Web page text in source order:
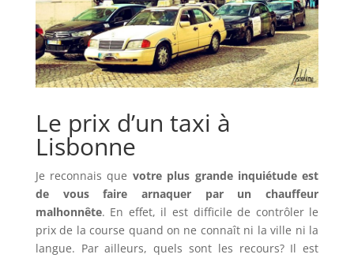
Le prix d’un taxi à
Lisbonne
Je reconnais que votre plus grande inquiétude est
de vous faire arnaquer par un chauffeur
malhonnête. En effet, il est difficile de contrôler le
prix de la course quand on ne connaît ni la ville ni la
langue. Par ailleurs, quels sont les recours? Il est